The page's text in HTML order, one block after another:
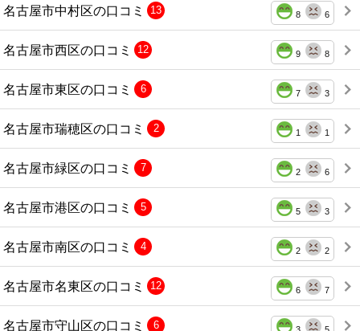
名古屋市中村区の口コミ 8 6
13
名古屋市西区の口コミ 9 8
12
名古屋市東区の口コミ 7 3
6
名古屋市瑞穂区の口コミ 1 1
2
名古屋市緑区の口コミ 2 6
7
名古屋市港区の口コミ 5 3
5
名古屋市南区の口コミ 2 2
4
名古屋市名東区の口コミ 6 7
12
名古屋市守山区の口コミ 6